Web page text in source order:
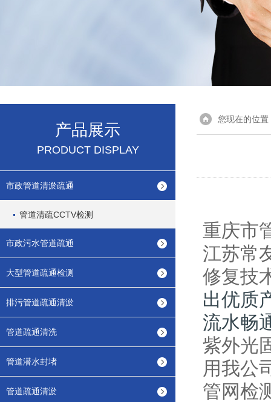
产品展示
PRODUCT DISPLAY
市政管道清淤疏通
管道清疏CCTV检测
市政污水管道疏通
大型管道疏通检测
排污管道疏通清淤
管道疏通清洗
管道潜水封堵
管道疏通清淤
您现在的位置
重庆市
江苏常
修复技
出优质
流水畅
紫外光
用我公
管网检